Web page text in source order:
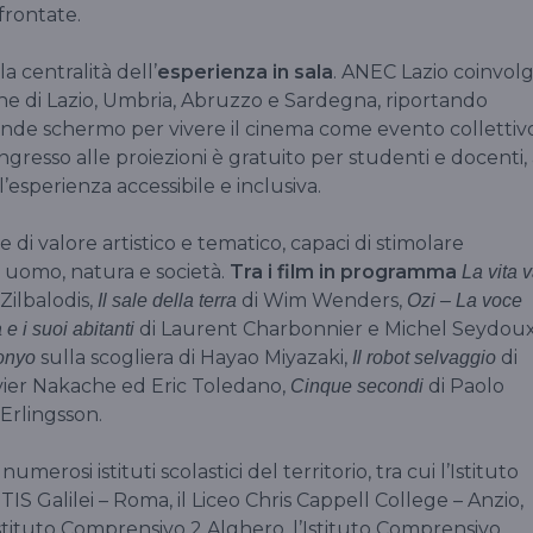
centralità dell’esperienza in sala. ANEC Lazio
di Lazio, Umbria, Abruzzo e Sardegna, riportando
schermo per vivere il cinema come evento
alle proiezioni è gratuito per studenti e docenti,
accessibile e inclusiva.
di valore artistico e tematico, capaci di stimolare
natura e società. Tra i film in programma La vita
Il sale della terra di Wim Wenders, Ozi – La voce
e i suoi abitanti di Laurent Charbonnier e Michel
sulla scogliera di Hayao Miyazaki, Il robot selvaggio di
Nakache ed Eric Toledano, Cinque secondi di Paolo
istituti scolastici del territorio, tra cui l’Istituto
Galilei – Roma, il Liceo Chris Cappell College – Anzio,